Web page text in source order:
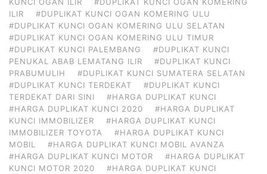
ILIR
#DUPLIKAT KUNCI OGAN KOMERING ULU
#DUPLIKAT KUNCI OGAN KOMERING ULU SELATAN
#DUPLIKAT KUNCI OGAN KOMERING ULU TIMUR
#DUPLIKAT KUNCI PALEMBANG
#DUPLIKAT KUNCI
PENUKAL ABAB LEMATANG ILIR
#DUPLIKAT KUNCI
PRABUMULIH
#DUPLIKAT KUNCI SUMATERA SELATAN
#DUPLIKAT KUNCI TERDEKAT
#DUPLIKAT KUNCI
TERDEKAT DARI SINI
#HARGA DUPLIKAT KUNCI
#HARGA DUPLIKAT KUNCI 2020
#HARGA DUPLIKAT
KUNCI IMMOBILIZER
#HARGA DUPLIKAT KUNCI
IMMOBILIZER TOYOTA
#HARGA DUPLIKAT KUNCI
MOBIL
#HARGA DUPLIKAT KUNCI MOBIL AVANZA
#HARGA DUPLIKAT KUNCI MOTOR
#HARGA DUPLIKAT
KUNCI MOTOR 2020
#HARGA DUPLIKAT KUNCI